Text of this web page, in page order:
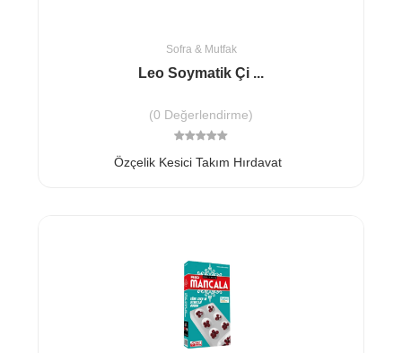
Sofra & Mutfak
Leo Soymatik Çi ...
(0 Değerlendirme)
Özçelik Kesici Takım Hırdavat